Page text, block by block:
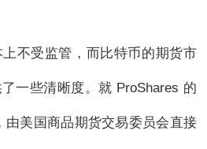
不受监管，而比特币的期货市
一些清晰度。就 ProShares 的
由美国商品期货交易委员会直接